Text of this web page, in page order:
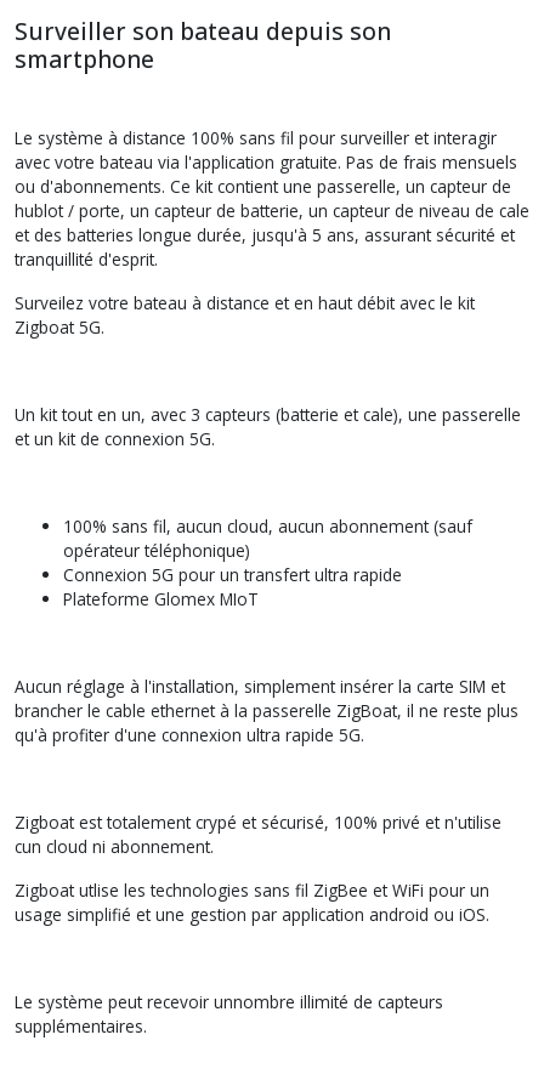
Surveiller son bateau depuis son
smartphone
Le système à distance 100% sans fil pour surveiller et interagir
avec votre bateau via l'application gratuite. Pas de frais mensuels
ou d'abonnements. Ce kit contient une passerelle, un capteur de
hublot / porte, un capteur de batterie, un capteur de niveau de cale
et des batteries longue durée, jusqu'à 5 ans, assurant sécurité et
tranquillité d'esprit.
Surveilez votre bateau à distance et en haut débit avec le kit
Zigboat 5G.
Un kit tout en un, avec 3 capteurs (batterie et cale), une passerelle
et un kit de connexion 5G.
100% sans fil, aucun cloud, aucun abonnement (sauf
opérateur téléphonique)
Connexion 5G pour un transfert ultra rapide
Plateforme Glomex MIoT
Aucun réglage à l'installation, simplement insérer la carte SIM et
brancher le cable ethernet à la passerelle ZigBoat, il ne reste plus
qu'à profiter d'une connexion ultra rapide 5G.
Zigboat est totalement crypé et sécurisé, 100% privé et n'utilise
cun cloud ni abonnement.
Zigboat utlise les technologies sans fil ZigBee et WiFi pour un
usage simplifié et une gestion par application android ou iOS.
Le système peut recevoir unnombre illimité de capteurs
supplémentaires.